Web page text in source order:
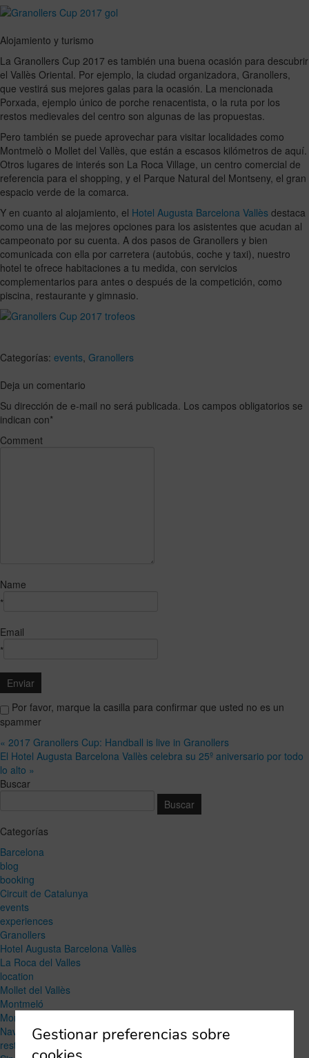
Alojamiento y turismo
La Granollers Cup 2017 es también una buena ocasión para descubrir
el Vallès Oriental. Por ejemplo, la ciudad organizadora, Granollers,
que vestirá sus mejores galas para la ocasión. La mencionada
Porxada, ejemplo único de porche renacentista, o la ruta por los
restos medievales del centro son algunas de las propuestas.
Pero también se puede aprovechar para visitar localidades como
Montmelò o Mollet del Vallès, que están a escasos kilómetros de aquí.
Otros lugares de interés son La Roca Village, un centro comercial de
referencia para el shopping, y el Parque Natural del Montseny, el gran
espacio verde de la comarca.
Y en cuanto al alojamiento, el Hotel Augusta Barcelona Vallès destaca
como una de las mejores opciones para los asistentes que acudan al
campeonato por su cuenta. A dos pasos de Granollers y bien
comunicada con ella por carretera (autobús, coche y taxi), nuestro
hotel te ofrece habitaciones a tu medida, con servicios
complementarios para antes o después de la competición, como
piscina, restaurante y gimnasio.
Categorías: events, Granollers
Deja un comentario
Su dirección de e-mail no será publicada. Los campos obligatorios se
indican con*
Comment
Name
*
Email
*
Por favor, marque la casilla para confirmar que usted no es un
spammer
« 2017 Granollers Cup: Handball is live in Granollers
El Hotel Augusta Barcelona Vallès celebra su 25º aniversario por todo
lo alto »
Buscar
Categorías
Barcelona
blog
booking
Circuit de Catalunya
events
experiences
Granollers
Hotel Augusta Barcelona Vallès
La Roca del Valles
location
Mollet del Vallès
Montmeló
Montornés del Vallès
Navidad
restaurant
Gestionar preferencias sobre